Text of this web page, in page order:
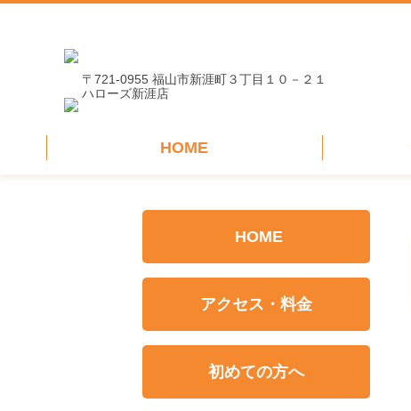
〒721-0955 福山市新涯町３丁目１０－２１
ハローズ新涯店
HOME
HOME
アクセス・料金
初めての方へ